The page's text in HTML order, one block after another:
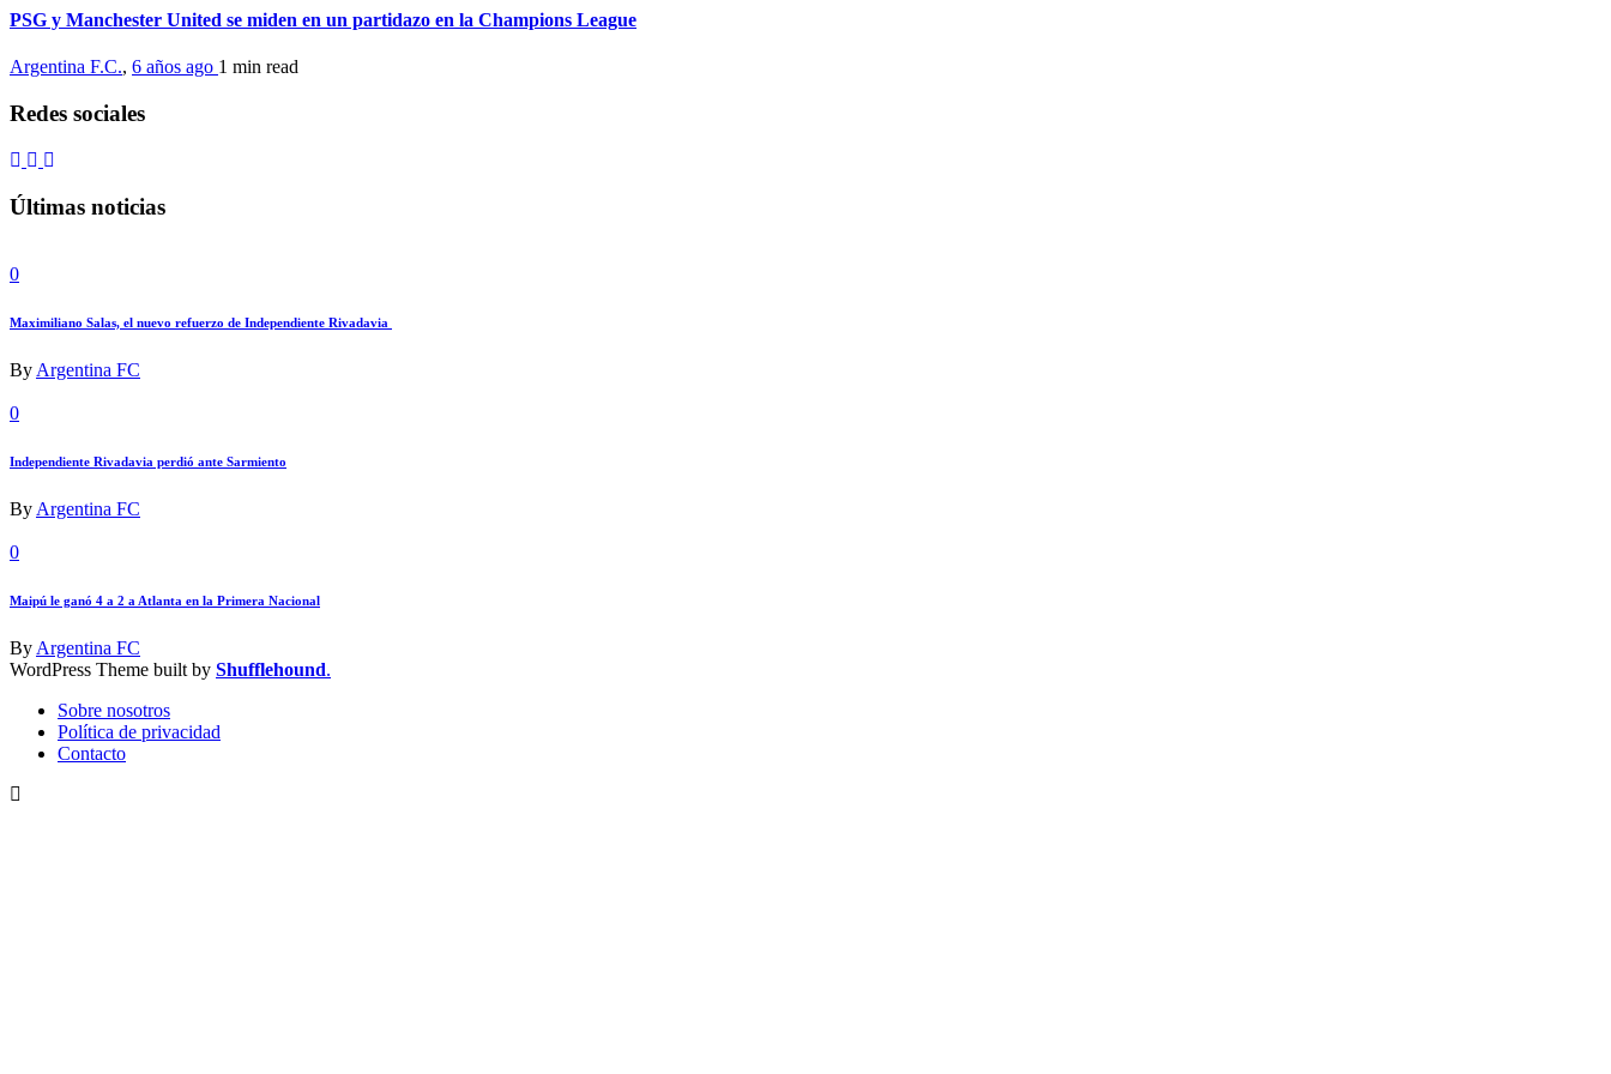
PSG y Manchester United se miden en un partidazo en la Champions League
Argentina F.C., 6 años ago 1 min read
Redes sociales
Últimas noticias
0
Maximiliano Salas, el nuevo refuerzo de Independiente Rivadavia
By Argentina FC
0
Independiente Rivadavia perdió ante Sarmiento
By Argentina FC
0
Maipú le ganó 4 a 2 a Atlanta en la Primera Nacional
By Argentina FC
WordPress Theme built by Shufflehound.
Sobre nosotros
Política de privacidad
Contacto